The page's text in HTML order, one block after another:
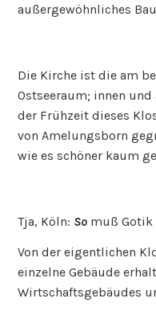
außergewöhnliches
Die Kirche ist die am
Ostseeraum; innen
der Frühzeit dieses
von Amelungsborn
wie es schöner kaum
Tja, Köln: So muß Gotik
Von der eigentlichen
einzelne Gebäude
Wirtschaftsgebäudes